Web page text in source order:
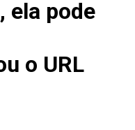
ela pode
o URL